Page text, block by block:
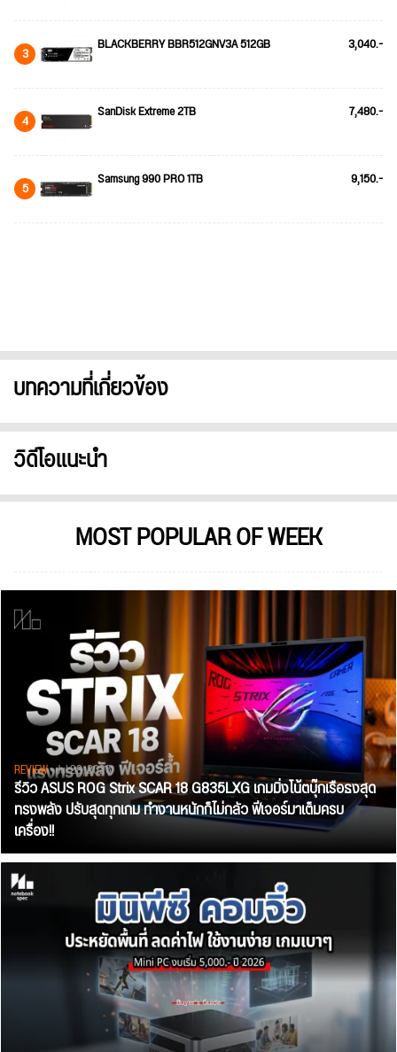
3 BLACKBERRY BBR512GNV3A 512GB 3,040.-
4 SanDisk Extreme 2TB 7,480.-
5 Samsung 990 PRO 1TB 9,150.-
บทความที่เกี่ยวข้อง
วิดีโอแนะนำ
MOST POPULAR OF WEEK
REVIEW• Jul 28, 2026
รีวิว ASUS ROG Strix SCAR 18 G835LXG เกมมิ่งโน้ตบุ๊กเรือธงสุด
ทรงพลัง ปรับสุดทุกเกม ทำงานหนักก็ไม่กลัว ฟีเจอร์มาเต็มครบ
เครื่อง!!